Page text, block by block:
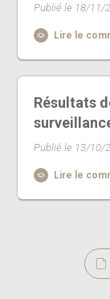
Publié le 18/11/
Lire le
Résultats
Publié le 13/10/
Lire le